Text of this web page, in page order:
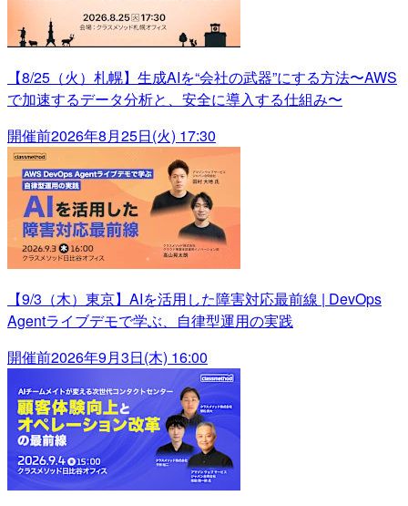
【8/25（火）札幌】生成AIを“会社の武器”にする方法〜AWS
で加速するデータ分析と、安全に導入する仕組み〜
開催前2026年8月25日(火) 17:30
【9/3（木）東京】AIを活用した障害対応最前線 | DevOps
Agentライブデモで学ぶ、自律型運用の実践
開催前2026年9月3日(木) 16:00